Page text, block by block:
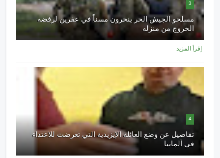
3
مسلحو الجيش الحر ينحرون مسناً في عفرين لرفضه
الخروج من منزله
إقرأ المزيد
4
تفاصيل عن وضع العائلة الإيزيدية التي تعرضت للاعتداء
في ألمانيا